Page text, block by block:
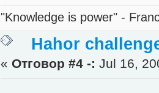
"Knowledge is power" -
Hahor
« Отговор #4 -: Jul 16,